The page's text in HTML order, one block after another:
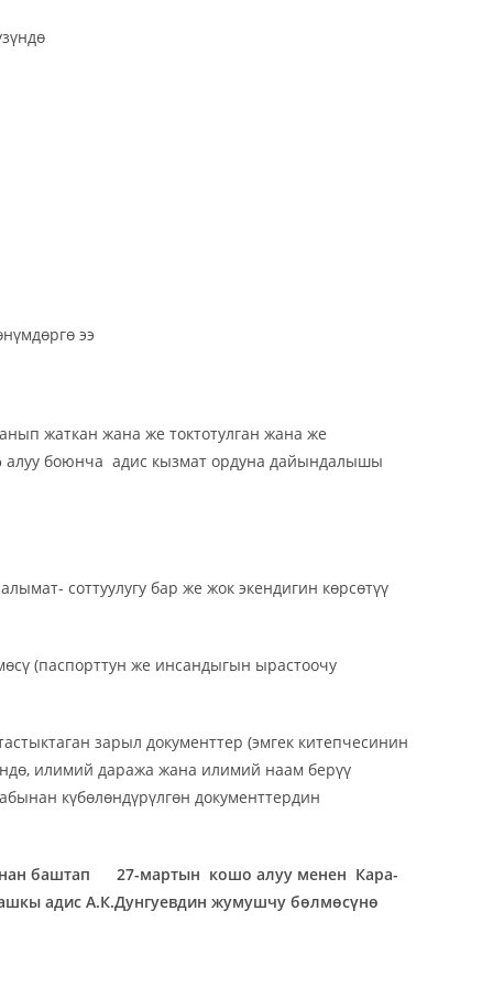
ээ
жаткан жана же токтотулган жана же
алуу боюнча адис кызмат ордуна дайындалышы
соттуулугу бар же жок экендигин көрсөтүү
(паспорттун же инсандыгын ырастоочу
зарыл документтер (эмгек китепчесинин
илимий даража жана илимий наам берүү
күбөлөндүрүлгөн документтердин
баштап 27-мартын кошо алуу менен Кара-
адис А.К.Дунгуевдин жумушчу бөлмөсүнө